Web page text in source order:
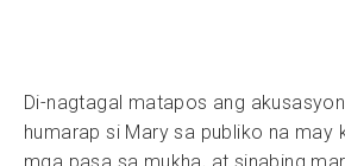
Di-nagtagal matapos ang
humarap si Mary sa publiko na may
mga pasa sa mukha, at sinabing